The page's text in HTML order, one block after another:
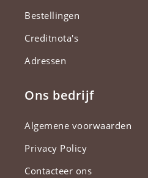
Bestellingen
Creditnota's
Adressen
Ons bedrijf
Algemene voorwaarden
Privacy Policy
Contacteer ons